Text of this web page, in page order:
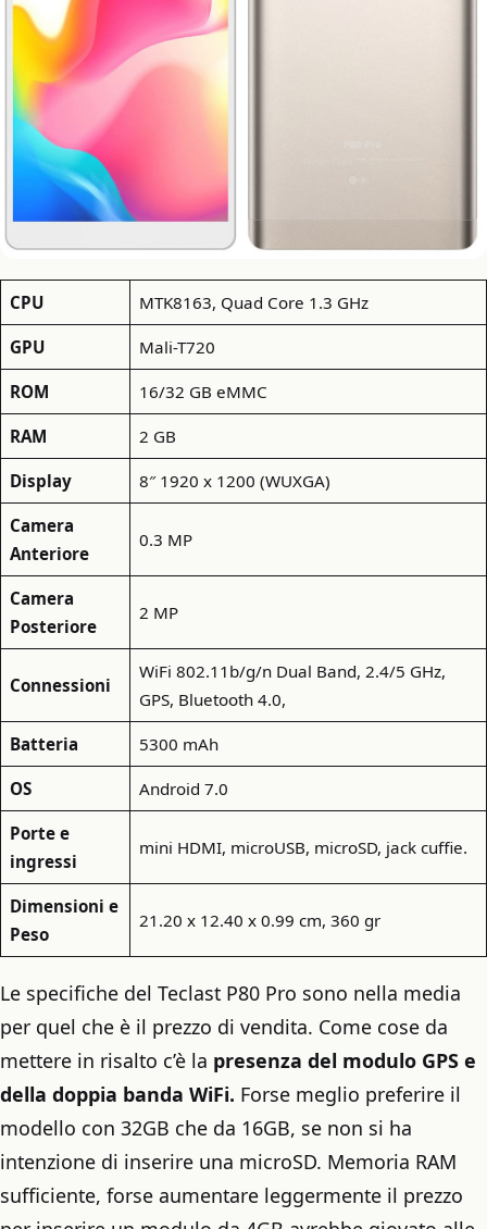
CPU MTK8163, Quad Core 1.3 GHz
GPU Mali-T720
ROM 16/32 GB eMMC
RAM 2 GB
Display 8″ 1920 x 1200 (WUXGA)
Camera
Anteriore
0.3 MP
Camera
Posteriore
2 MP
Connessioni
WiFi 802.11b/g/n Dual Band, 2.4/5 GHz,
GPS, Bluetooth 4.0,
Batteria 5300 mAh
OS Android 7.0
Porte e
ingressi
mini HDMI, microUSB, microSD, jack cuffie.
Dimensioni e
Peso
21.20 x 12.40 x 0.99 cm, 360 gr
Le specifiche del Teclast P80 Pro sono nella media
per quel che è il prezzo di vendita. Come cose da
mettere in risalto c’è la presenza del modulo GPS e
della doppia banda WiFi. Forse meglio preferire il
modello con 32GB che da 16GB, se non si ha
intenzione di inserire una microSD. Memoria RAM
sufficiente, forse aumentare leggermente il prezzo